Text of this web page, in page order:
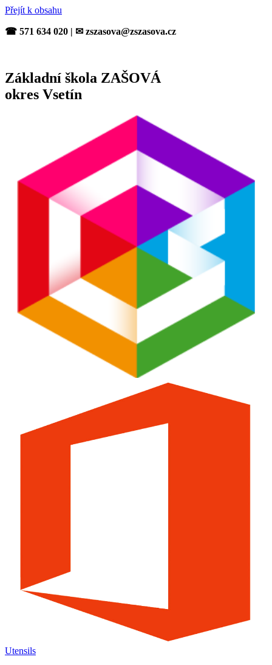
Přejít k obsahu
☎ 571 634 020 | ✉ zszasova@zszasova.cz
Základní škola ZAŠOVÁ
okres Vsetín
Utensils